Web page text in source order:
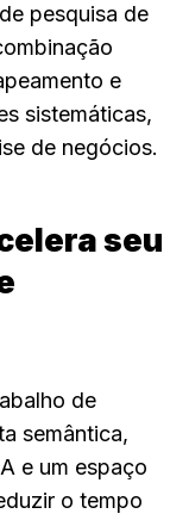
pesquisa de
e
sistemáticas,
de negócios.
seu
de
semântica,
e um espaço
o tempo